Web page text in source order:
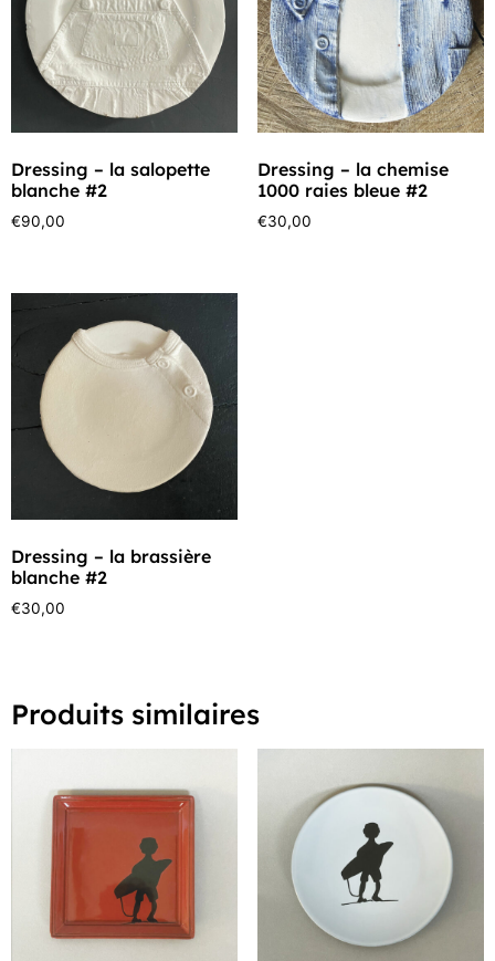
Dressing – la salopette
blanche #2
€90,00
Dressing – la chemise
1000 raies bleue #2
€30,00
Dressing – la brassière
blanche #2
€30,00
Produits similaires